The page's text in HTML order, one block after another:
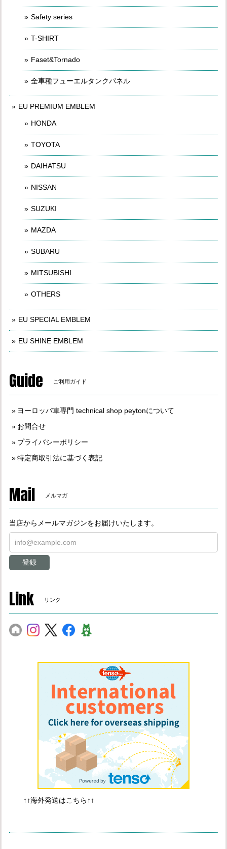
Safety series
T-SHIRT
Faset&Tornado
全車種フューエルタンクパネル
EU PREMIUM EMBLEM
HONDA
TOYOTA
DAIHATSU
NISSAN
SUZUKI
MAZDA
SUBARU
MITSUBISHI
OTHERS
EU SPECIAL EMBLEM
EU SHINE EMBLEM
Guide ご利用ガイド
ヨーロッパ車専門 technical shop peytonについて
お問合せ
プライバシーポリシー
特定商取引法に基づく表記
Mail メルマガ
当店からメールマガジンをお届けいたします。
登録
Link リンク
↑↑海外発送はこちら↑↑